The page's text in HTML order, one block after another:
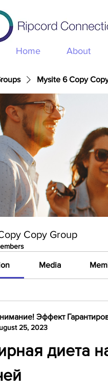
Home About
Mysite 6 Copy
Copy Group
Media
Эффект
25, 2023
диета